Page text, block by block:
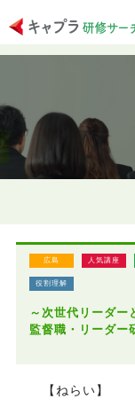
広島 人気講座
役割理解
～次世代リーダー
監督職・リーダ
【ねらい】